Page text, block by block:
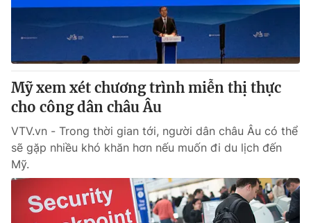
Mỹ xem xét chương trình miễn thị thực
cho công dân châu Âu
VTV.vn - Trong thời gian tới, người dân châu Âu có thể
sẽ gặp nhiều khó khăn hơn nếu muốn đi du lịch đến
Mỹ.